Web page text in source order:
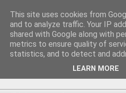
Au bistro !
La connerie étant le seul chemin
entrevoir une parcelle de vérité,
de communication efficaces. Le
This site uses cookies from
and to analyze traffic. Your IP
shared with Google along with
metrics to ensure quality of
statistics, and to detect and
LEARN MORE